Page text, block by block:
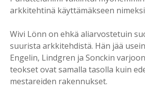
arkkitehtinä käyttämäkseen
Wivi Lönn on ehkä aliarvostetuin
suurista arkkitehdistä. Hän jää
Engelin, Lindgren ja Sonckin
teokset ovat samalla tasolla kuin
mestareiden rakennukset.